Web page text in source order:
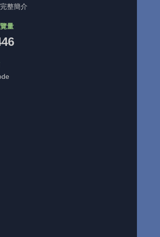
整簡介
量